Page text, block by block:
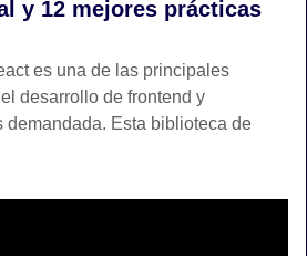
y 12 mejores prácticas
es una de las principales
desarrollo de frontend y
demandada. Esta biblioteca de